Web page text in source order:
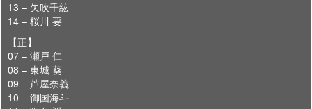
13 – 矢吹千紘
14 – 桜川 要
【正】
07 – 瀬戸 仁
08 – 東城 葵
09 – 芦屋奈義
10 – 御国海斗